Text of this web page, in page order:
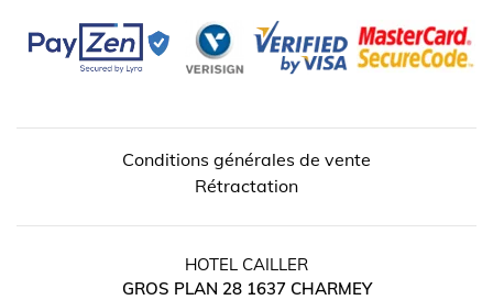
Conditions générales de vente
Rétractation
HOTEL CAILLER
GROS PLAN 28 1637 CHARMEY